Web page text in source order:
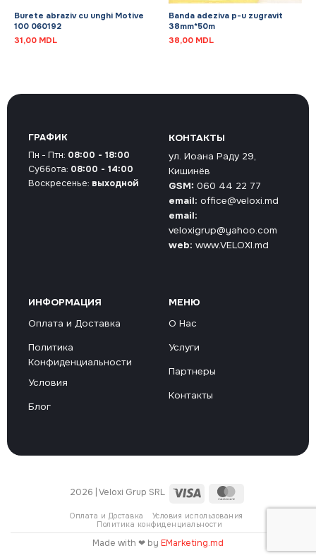
Burete abraziv cu unghi Motive
100 060192
31,00 MDL
Banda adeziva p-u zugravit
38mm*50m
38,00 MDL
КОНТАКТЫ
ул. Иоана Раду 29,
Кишинёв
GSM: 060 44 22 77
email: office@veloxi.md
email:
veloxigrup@yahoo.com
web: www.VELOXI.md
ИНФОРМАЦИЯ
Оплата и Доставка
Политика
Конфиденциальности
Условия
Блог
МЕНЮ
О Нас
Услуги
Партнеры
Контакты
ГРАФИК
Пн - Птн: 08:00 - 18:00
Суббота: 08:00 - 14:00
Воскресенье: выходной
2026 | Veloxi Grup SRL Visa
Оплата и Доставка
Условия использования
Политика конфиденциальности
Made with ❤ by EMarketing.md